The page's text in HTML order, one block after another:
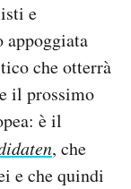
e
appoggiata
che otterrà
il prossimo
è il
, che
e che quindi